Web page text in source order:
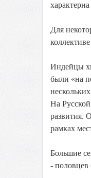
Для
Индейцы
были «на
На
развития.
рамках
Большие
- половцев